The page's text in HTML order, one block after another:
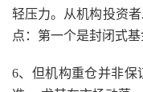
轻压力。从机构投资
点：第一个是封闭式基
6、但机构重仓并非保